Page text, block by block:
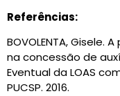
Referências:
BOVOLENTA,
na concessão de
Eventual da LOAS
PUCSP. 2016.